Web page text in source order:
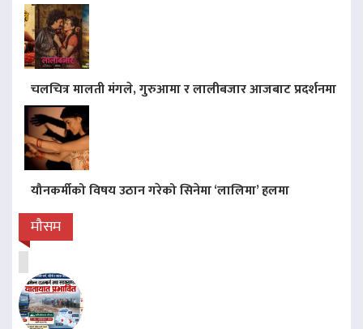
चलचित्र मालती मंगले, गुरुआमा र लालीबजार आजबाट प्रदर्शनमा
यौनकर्मीको विषय उठान गरेको सिनेमा ‘लालिमा’ हलमा
मौसम